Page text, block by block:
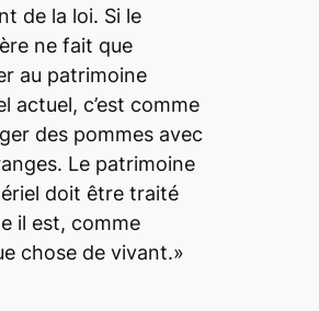
de la loi. Si le
ne fait que
au patrimoine
actuel, c’est comme
des pommes avec
Le patrimoine
doit être traité
il est, comme
chose de vivant.»